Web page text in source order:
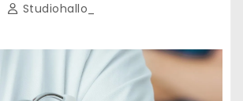
Studiohallo_